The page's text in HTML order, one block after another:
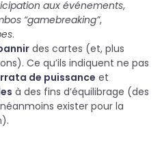
aux événements,
“gamebreaking”,
.
des cartes (et, plus
Ce qu’ils indiquent ne pas
de puissance et
à des fins d’équilibrage (des
exister pour la